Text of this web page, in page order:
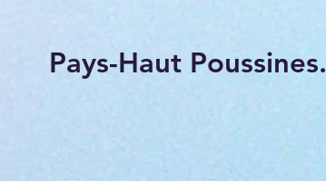
Pays-Haut Poussines.